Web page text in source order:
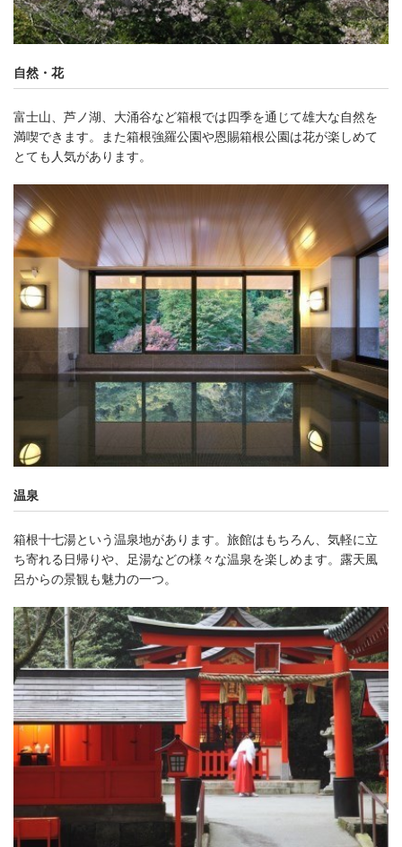
自然・花
富士山、芦ノ湖、大涌谷など箱根では四季を通じて雄大な自然を
満喫できます。また箱根強羅公園や恩賜箱根公園は花が楽しめて
とても人気があります。
温泉
箱根十七湯という温泉地があります。旅館はもちろん、気軽に立
ち寄れる日帰りや、足湯などの様々な温泉を楽しめます。露天風
呂からの景観も魅力の一つ。